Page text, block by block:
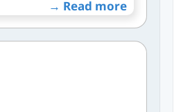
Read more →